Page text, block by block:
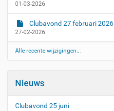
01-03-2026
Clubavond 27 februari 2026
27-02-2026
Alle recente wijzigingen...
Nieuws
Clubavond 25 juni